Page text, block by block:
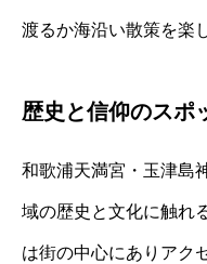
渡るか海沿い散策を楽
歴史と信仰のスポ
和歌浦天満宮・玉津島
域の歴史と文化に触れ
は街の中心にありアク